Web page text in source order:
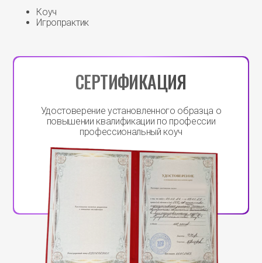
Коуч
Игропрактик
СЕРТИФИКАЦИЯ
Удостоверение установленного образца о
повышении квалификации по профессии
профессиональный коуч